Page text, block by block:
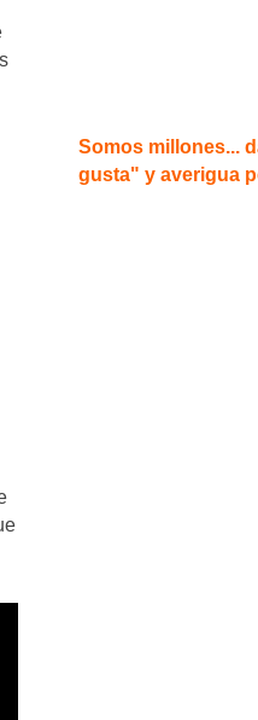
Somos millones...
gusta" y averigua